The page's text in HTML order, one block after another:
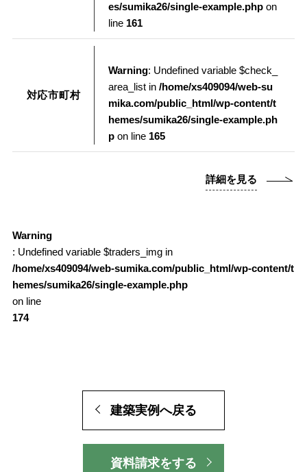
es/sumika26/single-example.phpon
line 161
対応市町村
Warning: Undefined variable $check_
area_list in /home/xs409094/web-su
mika.com/public_html/wp-content/t
hemes/sumika26/single-example.ph
pon line 165
詳細を見る
Warning
: Undefined variable $traders_img in
/home/xs409094/web-sumika.com/public_html/wp-content/t
hemes/sumika26/single-example.php
on line
174
建築実例へ戻る
資料請求をする